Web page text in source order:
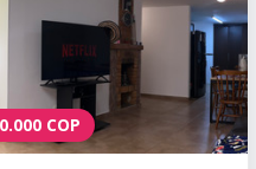
COP